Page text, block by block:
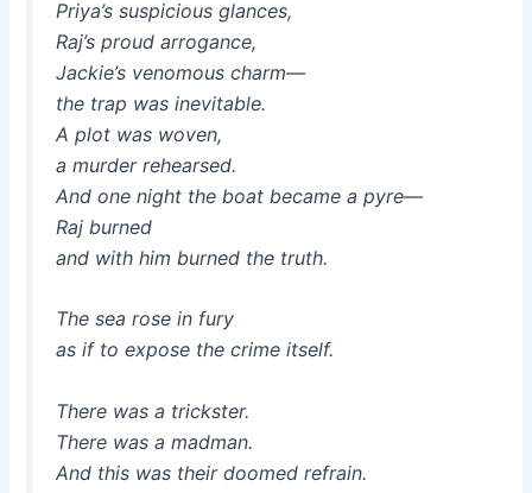
Priya’s suspicious glances,
Raj’s proud arrogance,
Jackie’s venomous charm—
the trap was inevitable.
A plot was woven,
a murder rehearsed.
And one night the boat became a pyre—
Raj burned
and with him burned the truth.
The sea rose in fury
as if to expose the crime itself.
There was a trickster.
There was a madman.
And this was their doomed refrain.